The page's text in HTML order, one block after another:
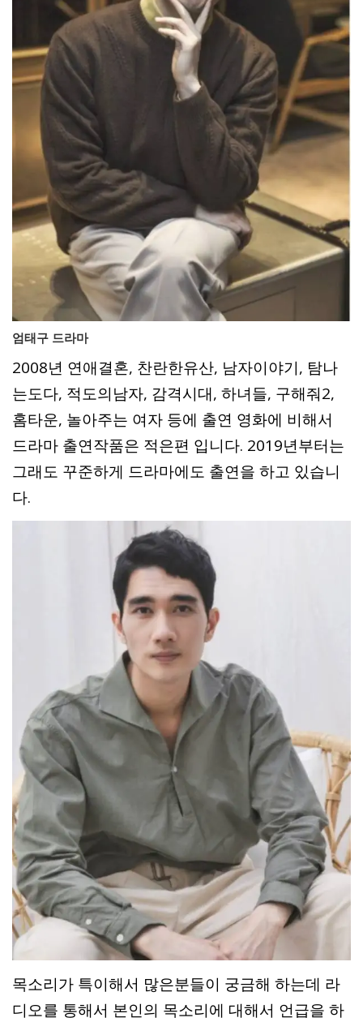
엄태구 드라마
2008년 연애결혼, 찬란한유산, 남자이야기, 탐나
는도다, 적도의남자, 감격시대, 하녀들, 구해줘2,
홈타운, 놀아주는 여자 등에 출연 영화에 비해서
드라마 출연작품은 적은편 입니다. 2019년부터는
그래도 꾸준하게 드라마에도 출연을 하고 있습니
다.
목소리가 특이해서 많은분들이 궁금해 하는데 라
디오를 통해서 본인의 목소리에 대해서 언급을 하